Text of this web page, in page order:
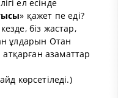
ел есінде
» қажет пе еді?
біз жастар,
ұлдарын Отан
азаматтар
көрсетіледі.)